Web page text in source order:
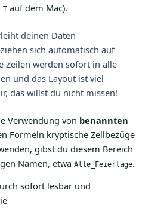
T auf dem Mac).
deinen Daten
sich automatisch auf
Zeilen werden sofort in alle
und das Layout ist viel
das willst du nicht missen!
Verwendung von benannten
Formeln kryptische Zellbezüge
gibst du diesem Bereich
Namen, etwa Alle_Feiertage.
sofort lesbar und